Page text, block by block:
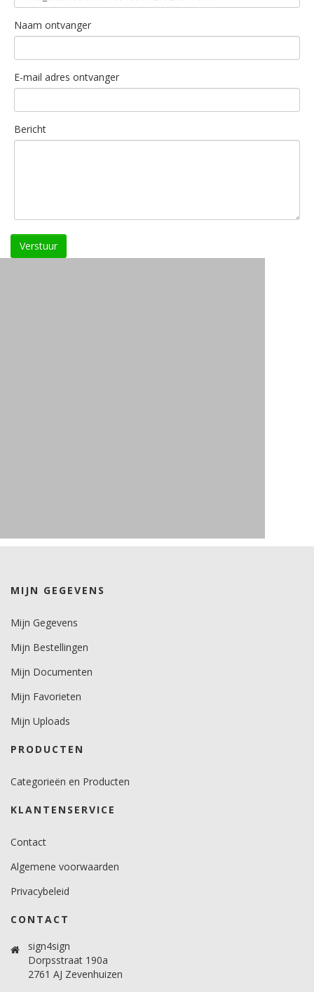
Naam ontvanger
E-mail adres ontvanger
Bericht
Verstuur
MIJN GEGEVENS
Mijn Gegevens
Mijn Bestellingen
Mijn Documenten
Mijn Favorieten
Mijn Uploads
PRODUCTEN
Categorieën en Producten
KLANTENSERVICE
Contact
Algemene voorwaarden
Privacybeleid
CONTACT
sign4sign
Dorpsstraat 190a
2761 AJ Zevenhuizen